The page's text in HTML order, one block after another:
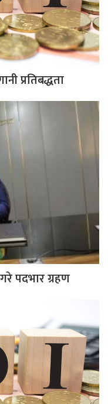
प्रतिबद्धता
पदभार ग्रहण